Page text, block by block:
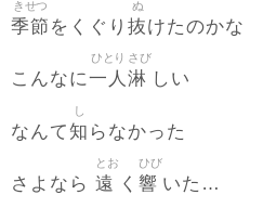
季節
きせつ
をくぐり 抜
ぬ
けたのかな
こんなに一人
ひとり
淋
さび
しい
なんて知
し
らなかった
さよなら 遠
とお
く 響
ひび
いた…